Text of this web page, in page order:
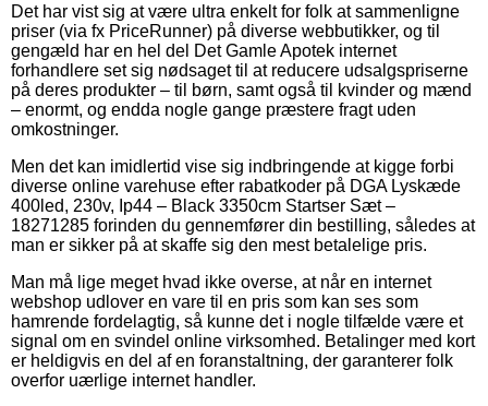
Det har vist sig at være ultra enkelt for folk at sammenligne
priser (via fx PriceRunner) på diverse webbutikker, og til
gengæld har en hel del Det Gamle Apotek internet
forhandlere set sig nødsaget til at reducere udsalgspriserne
på deres produkter – til børn, samt også til kvinder og mænd
– enormt, og endda nogle gange præstere fragt uden
omkostninger.
Men det kan imidlertid vise sig indbringende at kigge forbi
diverse online varehuse efter rabatkoder på DGA Lyskæde
400led, 230v, Ip44 – Black 3350cm Startser Sæt –
18271285 forinden du gennemfører din bestilling, således at
man er sikker på at skaffe sig den mest betalelige pris.
Man må lige meget hvad ikke overse, at når en internet
webshop udlover en vare til en pris som kan ses som
hamrende fordelagtig, så kunne det i nogle tilfælde være et
signal om en svindel online virksomhed. Betalinger med kort
er heldigvis en del af en foranstaltning, der garanterer folk
overfor uærlige internet handler.